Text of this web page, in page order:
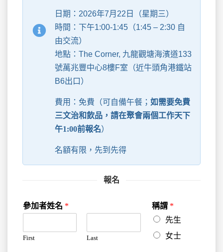
日期：2026年7月22日（星期三）
時間：下午1:00-1:45（1:45 – 2:30 自
由交流）
地點：The Corner, 九龍觀塘海濱道133
號萬兆豐中心8樓F室（近牛頭角港鐵站
B6出口）
費用：免費（可自備午餐； 如需要免費
三文治和飲品，請在聚會兩個工作天下
午1:00前報名）
名額有限，先到先得
報名
參加者姓名 *
First Last
稱謂 *
先生
女士